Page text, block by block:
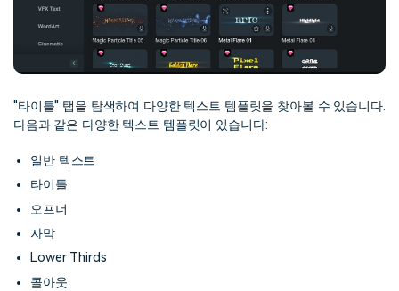
"타이틀" 탭을 탐색하여 다양한 텍스트 템플릿을 찾아볼 수 있습니다.
다음과 같은 다양한 텍스트 템플릿이 있습니다:
일반 텍스트
타이틀
오프너
자막
Lower Thirds
콜아웃